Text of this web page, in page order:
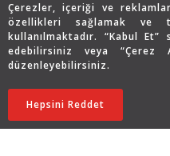
Çerezler, içeriği ve
özellikleri sağlamak ve
kullanılmaktadır. “Kabul
edebilirsiniz veya “Çerez
düzenleyebilirsiniz.
Hepsini Reddet
32.683 TL
22.878TL
Copyright © 2026 Assos